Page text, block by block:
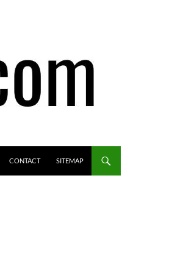
CONTACT SITEMAP